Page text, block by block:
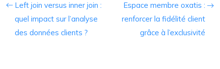
Left join versus inner join :
quel impact sur l’analyse
des données clients ?
Espace membre oxatis :
renforcer la fidélité client
grâce à l’exclusivité